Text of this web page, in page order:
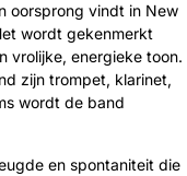
oorsprong vindt in New
wordt gekenmerkt
vrolijke, energieke toon.
zijn trompet, klarinet,
wordt de band
en spontaniteit die